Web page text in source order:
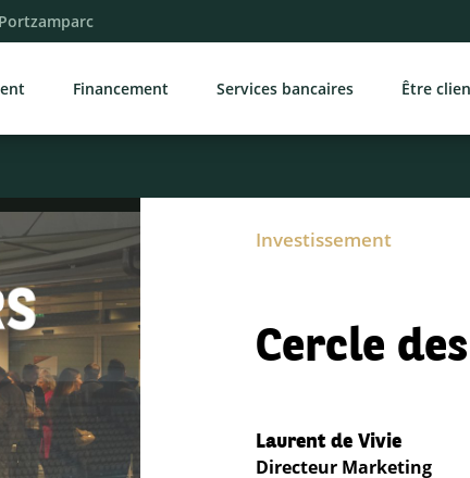
Portzamparc
Financement Services bancaires Être
Investissement
Cercle
Laurent de Vivie
Directeur Marketing